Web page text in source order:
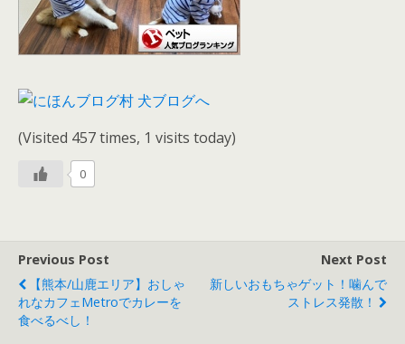
(Visited 457 times, 1 visits today)
0
Previous Post
【熊本/山鹿エリア】おしゃ
れなカフェmetroでカレーを
食べるべし！
Next Post
新しいおもちゃゲット！噛んで
ストレス発散！